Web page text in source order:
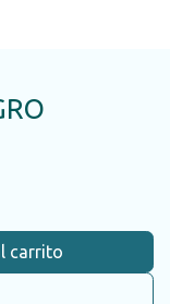
carrito